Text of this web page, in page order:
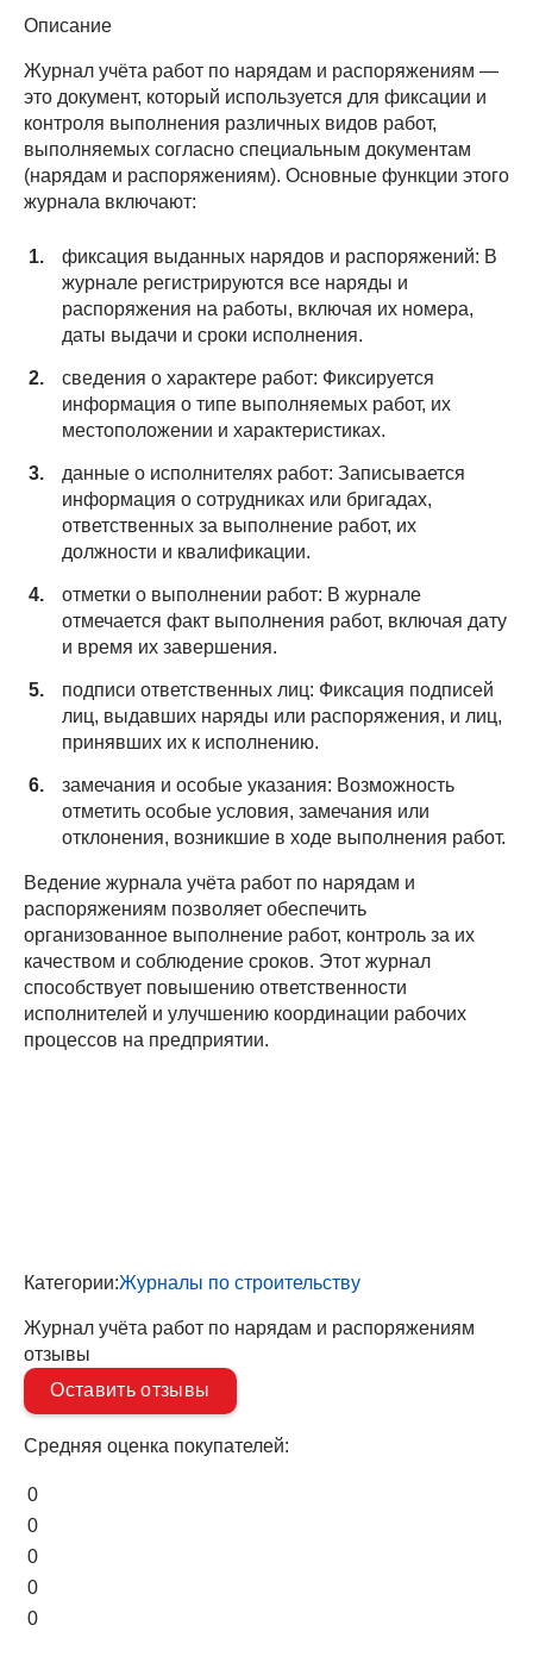
Описание
Журнал учёта работ по нарядам и распоряжениям —
это документ, который используется для фиксации и
контроля выполнения различных видов работ,
выполняемых согласно специальным документам
(нарядам и распоряжениям). Основные функции этого
журнала включают:
фиксация выданных нарядов и распоряжений: В
журнале регистрируются все наряды и
распоряжения на работы, включая их номера,
даты выдачи и сроки исполнения.
сведения о характере работ: Фиксируется
информация о типе выполняемых работ, их
местоположении и характеристиках.
данные о исполнителях работ: Записывается
информация о сотрудниках или бригадах,
ответственных за выполнение работ, их
должности и квалификации.
отметки о выполнении работ: В журнале
отмечается факт выполнения работ, включая дату
и время их завершения.
подписи ответственных лиц: Фиксация подписей
лиц, выдавших наряды или распоряжения, и лиц,
принявших их к исполнению.
замечания и особые указания: Возможность
отметить особые условия, замечания или
отклонения, возникшие в ходе выполнения работ.
Ведение журнала учёта работ по нарядам и
распоряжениям позволяет обеспечить
организованное выполнение работ, контроль за их
качеством и соблюдение сроков. Этот журнал
способствует повышению ответственности
исполнителей и улучшению координации рабочих
процессов на предприятии.
Категории:Журналы по строительству
Журнал учёта работ по нарядам и распоряжениям
отзывы
Оставить отзывы
Средняя оценка покупателей:
0
0
0
0
0